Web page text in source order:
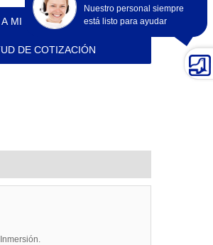
Nuestro personal siempre
está listo para ayudar
MI SOLICITUD DE COTIZACIÓN
DE COTIZACIÓN